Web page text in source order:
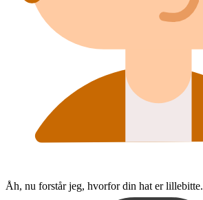
Åh, nu forstår jeg, hvorfor din hat er lillebitte.